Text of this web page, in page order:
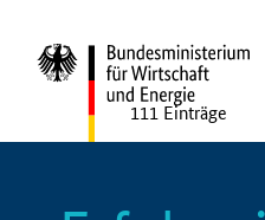
111 Einträge